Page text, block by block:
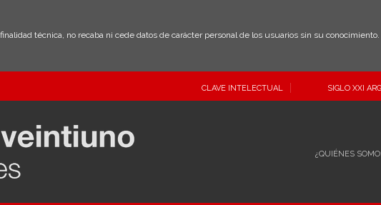
técnica, no recaba ni cede datos de carácter personal de los usuarios sin su
CLAVE INTELECTUAL SIGLO XXI
¿QUIÉNES